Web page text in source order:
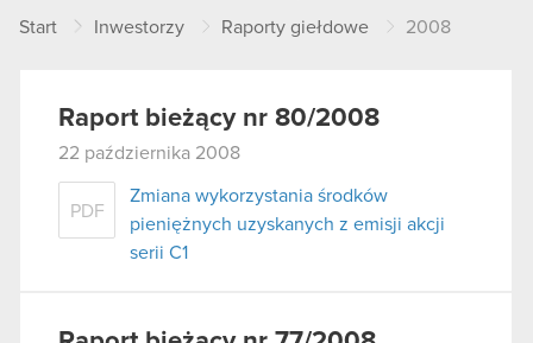
Start Inwestorzy Raporty giełdowe 2008
Raport bieżący nr 80/2008
22 października 2008
PDF
Zmiana wykorzystania środków
pieniężnych uzyskanych z emisji akcji
serii C1